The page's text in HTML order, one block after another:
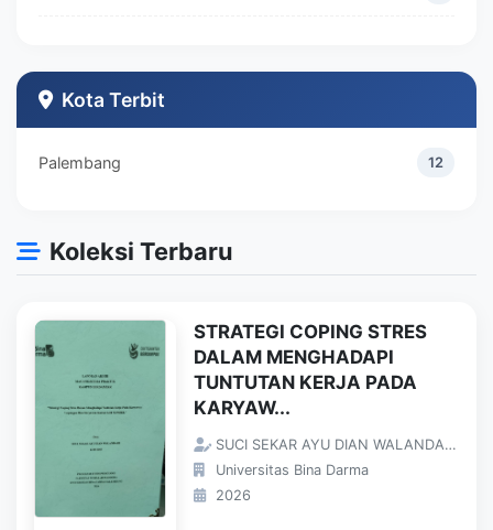
Teknik Industri
Kota Terbit
Palembang 12
Koleksi Terbaru
STRATEGI COPING STRES
DALAM MENGHADAPI
TUNTUTAN KERJA PADA
KARYAW...
SUCI SEKAR AYU DIAN WALANDARI;
Universitas Bina Darma
2026